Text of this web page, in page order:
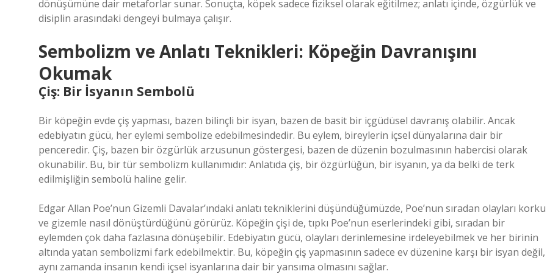
dönüşümüne dair metaforlar sunar. Sonuçta, köpek sadece fiziksel olarak eğitilmez; anlatı içinde, özgürlük ve
disiplin arasındaki dengeyi bulmaya çalışır.
Sembolizm ve Anlatı Teknikleri: Köpeğin Davranışını
Okumak
Çiş: Bir İsyanın Sembolü
Bir köpeğin evde çiş yapması, bazen bilinçli bir isyan, bazen de basit bir içgüdüsel davranış olabilir. Ancak
edebiyatın gücü, her eylemi sembolize edebilmesindedir. Bu eylem, bireylerin içsel dünyalarına dair bir
penceredir. Çiş, bazen bir özgürlük arzusunun göstergesi, bazen de düzenin bozulmasının habercisi olarak
okunabilir. Bu, bir tür sembolizm kullanımıdır: Anlatıda çiş, bir özgürlüğün, bir isyanın, ya da belki de terk
edilmişliğin sembolü haline gelir.
Edgar Allan Poe’nun Gizemli Davalar’ındaki anlatı tekniklerini düşündüğümüzde, Poe’nun sıradan olayları korku
ve gizemle nasıl dönüştürdüğünü görürüz. Köpeğin çişi de, tıpkı Poe’nun eserlerindeki gibi, sıradan bir
eylemden çok daha fazlasına dönüşebilir. Edebiyatın gücü, olayları derinlemesine irdeleyebilmek ve her birinin
altında yatan sembolizmi fark edebilmektir. Bu, köpeğin çiş yapmasının sadece ev düzenine karşı bir isyan değil,
aynı zamanda insanın kendi içsel isyanlarına dair bir yansıma olmasını sağlar.